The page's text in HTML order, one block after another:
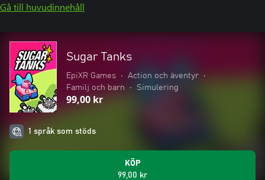
Gå till huvudinnehåll
Sugar Tanks
EpiXR Games • Action och äventyr
•
Familj och barn
• Simulering
99,00 kr
1 språk som stöds
KÖP
99,00 kr